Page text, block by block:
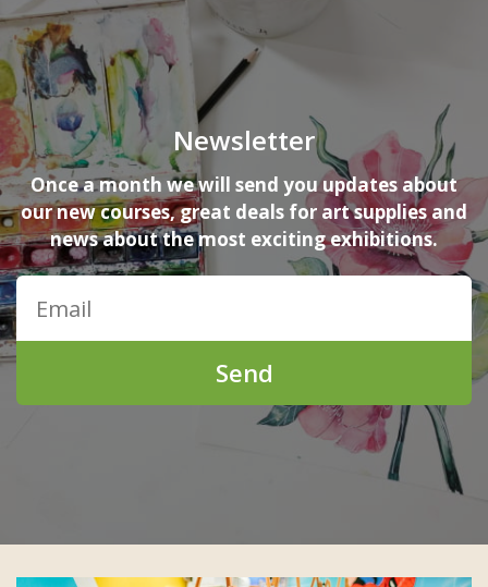
Newsletter
Once a month we will send you updates about
our new courses, great deals for art supplies and
news about the most exciting exhibitions.
Send